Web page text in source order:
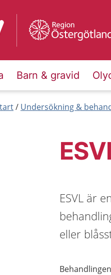
för 1177
Barn & gravid
Undersökning &
ESVL är
eller